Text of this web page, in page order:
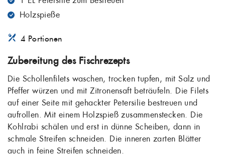
Holzspieße
4 Portionen
Zubereitung des Fischrezepts
Die Schollenfilets waschen, trocken tupfen, mit Salz und
Pfeffer würzen und mit Zitronensaft beträufeln. Die Filets
auf einer Seite mit gehackter Petersilie bestreuen und
aufrollen. Mit einem Holzspieß zusammenstecken. Die
Kohlrabi schälen und erst in dünne Scheiben, dann in
schmale Streifen schneiden. Die inneren zarten Blätter
auch in feine Streifen schneiden.